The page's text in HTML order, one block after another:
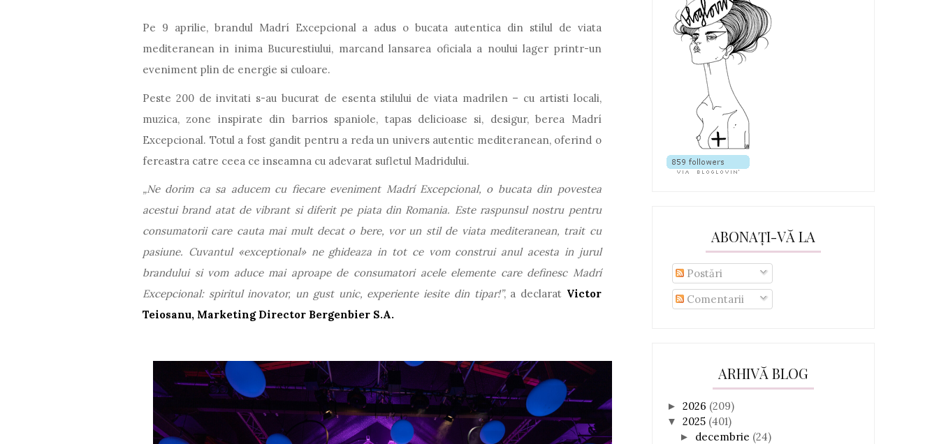
Pe 9 aprilie, brandul Madrí Excepcional a adus o bucata autentica din stilul de viata
mediteranean in inima Bucurestiului, marcand lansarea oficiala a noului lager printr-un
eveniment plin de energie si culoare.
Peste 200 de invitati s-au bucurat de esenta stilului de viata madrilen – cu artisti locali,
muzica, zone inspirate din barrios spaniole, tapas delicioase si, desigur, berea Madrí
Excepcional. Totul a fost gandit pentru a reda un univers autentic mediteranean, oferind o
fereastra catre ceea ce inseamna cu adevarat sufletul Madridului.
„Ne dorim ca sa aducem cu fiecare eveniment Madrí Excepcional, o bucata din povestea
acestui brand atat de vibrant si diferit pe piata din Romania. Este raspunsul nostru pentru
consumatorii care cauta mai mult decat o bere, vor un stil de viata mediteranean, trait cu
pasiune. Cuvantul «exceptional» ne ghideaza in tot ce vom construi anul acesta in jurul
brandului si vom aduce mai aproape de consumatori acele elemente care definesc Madrí
Excepcional: spiritul inovator, un gust unic, experiente iesite din tipar!”, a declarat Victor
Teiosanu, Marketing Director Bergenbier S.A.
ABONAȚI-VĂ LA
Postări
Comentarii
ARHIVĂ BLOG
► 2026 (209)
▼ 2025 (401)
► decembrie (24)